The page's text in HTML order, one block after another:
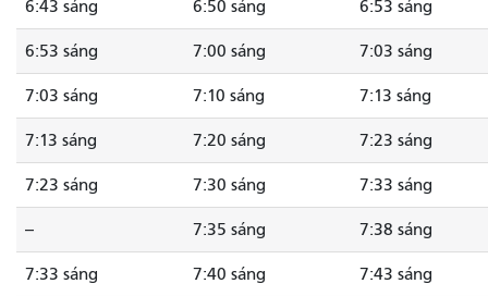
6:43 sáng 6:50 sáng 6:53 sáng
6:53 sáng 7:00 sáng 7:03 sáng
7:03 sáng 7:10 sáng 7:13 sáng
7:13 sáng 7:20 sáng 7:23 sáng
7:23 sáng 7:30 sáng 7:33 sáng
-- 7:35 sáng 7:38 sáng
7:33 sáng 7:40 sáng 7:43 sáng